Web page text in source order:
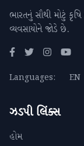
ભારતનું સૌથી મોટું
વ્યવસાયોને જોડે છે.
Languages: EN
ઝડપી લિંક્સ
હોમ